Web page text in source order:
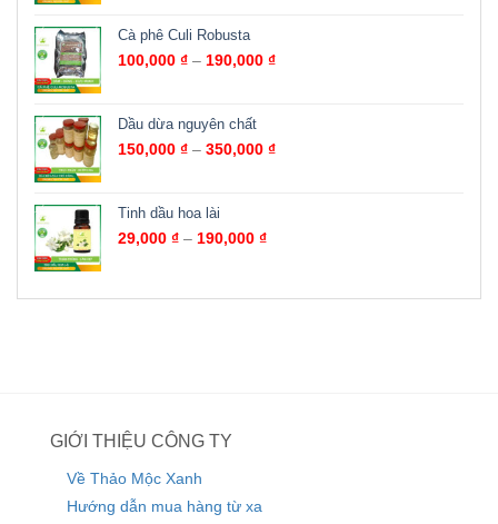
Cà phê Culi Robusta
100,000 ₫ – 190,000 ₫
Dầu dừa nguyên chất
150,000 ₫ – 350,000 ₫
Tinh dầu hoa lài
29,000 ₫ – 190,000 ₫
GIỚI THIỆU CÔNG TY
Về Thảo Mộc Xanh
Hướng dẫn mua hàng từ xa